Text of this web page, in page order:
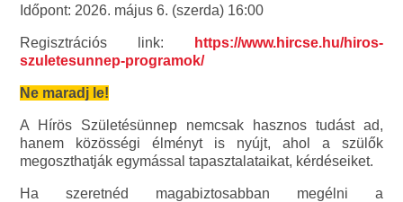
Időpont: 2026. május 6. (szerda) 16:00
Regisztrációs link:
https://www.hircse.hu/hiros-
szuletesunnep-programok/
Ne maradj le!
A Hírös Születésünnep nemcsak hasznos tudást ad,
hanem közösségi élményt is nyújt, ahol a szülők
megoszthatják egymással tapasztalataikat, kérdéseiket.
Ha szeretnéd magabiztosabban megélni a